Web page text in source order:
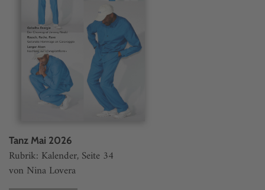
Tanz Mai 2026
Rubrik: Kalender, Seite 34
von Nina Lovera